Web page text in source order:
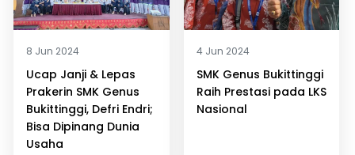
8 Jun 2024
Ucap Janji & Lepas
Prakerin SMK Genus
Bukittinggi, Defri Endri;
Bisa Dipinang Dunia
Usaha
4 Jun 2024
SMK Genus Bukittinggi
Raih Prestasi pada LKS
Nasional